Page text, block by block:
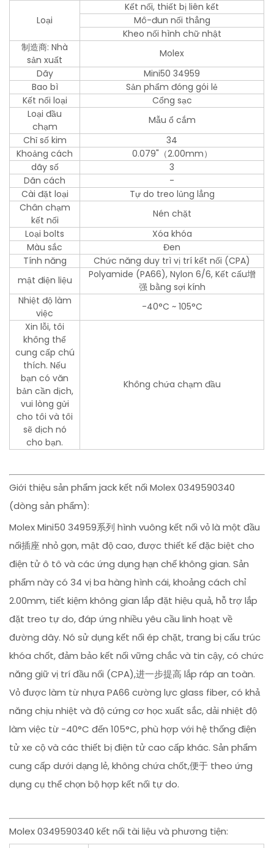
Loại
Kết nối, thiết bị liên kết
Mô-đun nối thẳng
Kheo nối hình chữ nhật
制造商: Nhà
sản xuất
Molex
Dãy
Mini50 34959
Bao bì
Sản phẩm đóng gói lẻ
Kết nối loại
Cổng sạc
Loại đầu
chạm
Mẫu ổ cắm
Chỉ số kim
34
Khoảng cách
0.079"（2.00mm）
dãy số
3
Dãn cách
-
Cài đặt loại
Tự do treo lủng lẳng
Chân chạm
kết nối
Nén chặt
Loại bolts
Xóa khóa
Màu sắc
Đen
Tính năng
Chức năng duy trì vị trí kết nối (CPA)
mật điện liệu
Polyamide (PA66), Nylon 6/6, Kết cấu增
强 bằng sợi kính
Nhiệt độ làm
việc
-40°C ~ 105°C
Xin lỗi, tôi
không thể
cung cấp chú
thích. Nếu
bạn có văn
bản cần dịch,
vui lòng gửi
cho tôi và tôi
sẽ dịch nó
cho bạn.
Không chứa chạm đầu
Giới thiệu sản phẩm jack kết nối Molex 0349590340
(dòng sản phẩm):
Molex Mini50 34959系列 hình vuông kết nối vỏ là một đầu
nối插座 nhỏ gọn, mật độ cao, được thiết kế đặc biệt cho
điện tử ô tô và các ứng dụng hạn chế không gian. Sản
phẩm này có 34 vị ba hàng hình cái, khoảng cách chỉ
2.00mm, tiết kiệm không gian lắp đặt hiệu quả, hỗ trợ lắp
đặt treo tự do, đáp ứng nhiều yêu cầu linh hoạt về
đường dây. Nó sử dụng kết nối ép chặt, trang bị cấu trúc
khóa chốt, đảm bảo kết nối vững chắc và tin cậy, có chức
năng giữ vị trí đầu nối (CPA),进一步提高 lắp ráp an toàn.
Vỏ được làm từ nhựa PA66 cường lực glass fiber, có khả
năng chịu nhiệt và độ cứng cơ học xuất sắc, dải nhiệt độ
làm việc từ -40°C đến 105°C, phù hợp với hệ thống điện
tử xe cộ và các thiết bị điện tử cao cấp khác. Sản phẩm
cung cấp dưới dạng lẻ, không chứa chốt,便于 theo ứng
dụng cụ thể chọn bộ hợp kết nối tự do.
Molex 0349590340 kết nối tài liệu và phương tiện: